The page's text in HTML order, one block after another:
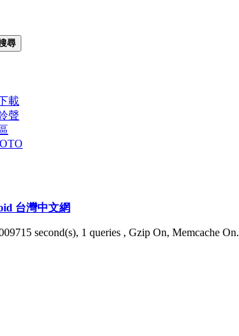
尋
載
聲
台灣中文網
second(s), 1 queries , Gzip On, Memcache On.